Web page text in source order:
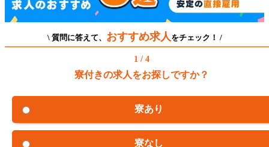
\ 質問に答えて、 おすすめ求人 をチェック！ /
1 / 4
寮付きの求人をお探しですか？
寮あり
寮なし